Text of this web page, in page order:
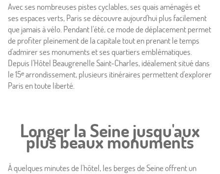
Accueil
Chambres
Offres
Avec ses nombreuses pistes cyclables, ses quais aménagés et
ses espaces verts, Paris se découvre aujourd'hui plus facilement
que jamais à vélo. Pendant l'été, ce mode de déplacement permet
de profiter pleinement de la capitale tout en prenant le temps
d'admirer ses monuments et ses quartiers emblématiques.
Depuis l'Hôtel Beaugrenelle Saint-Charles, idéalement situé dans
le 15ᵉ arrondissement, plusieurs itinéraires permettent d'explorer
Paris en toute liberté.
Longer la Seine jusqu'aux
plus beaux monuments
À quelques minutes de l'hôtel, les berges de Seine offrent un